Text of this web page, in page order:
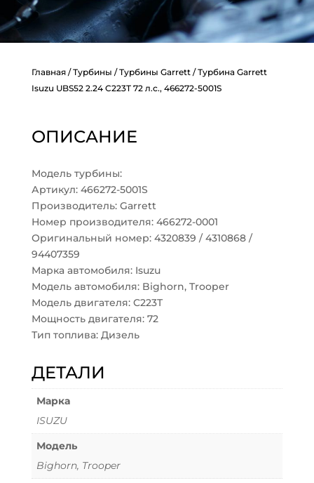
Главная/Турбины /Турбины Garrett/ Турбина Garrett
Isuzu UBS52 2.24 C223T 72 л.с., 466272-5001S
ОПИСАНИЕ
Модель турбины:
Артикул: 466272-5001S
Производитель: Garrett
Номер производителя: 466272-0001
Оригинальный номер: 4320839 / 4310868 /
94407359
Марка автомобиля: Isuzu
Модель автомобиля: Bighorn, Trooper
Модель двигателя: C223T
Мощность двигателя: 72
Тип топлива: Дизель
ДЕТАЛИ
Марка
ISUZU
Модель
Bighorn, Trooper